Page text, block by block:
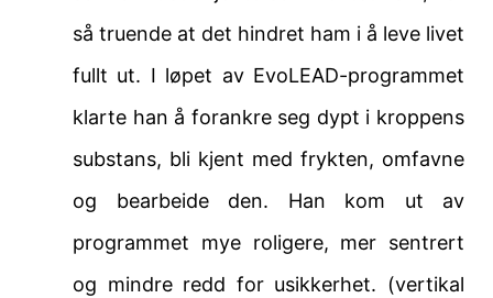
så truende at det hindret ham i å leve livet
fullt ut. I løpet av EvoLEAD-programmet
klarte han å forankre seg dypt i kroppens
substans, bli kjent med frykten, omfavne
og bearbeide den. Han kom ut av
programmet mye roligere, mer sentrert
og mindre redd for usikkerhet. (vertikal